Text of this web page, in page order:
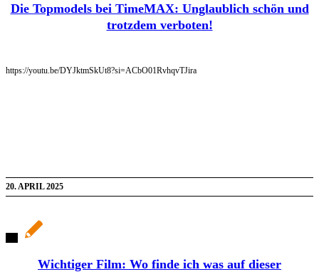
Die Topmodels bei TimeMAX: Unglaublich schön und
trotzdem verboten!
https://youtu.be/DYJktmSkUt8?si=ACbO01RvhqvTJira
20. APRIL 2025
Wichtiger Film: Wo finde ich was auf dieser